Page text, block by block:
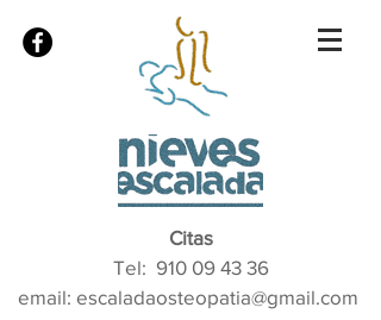
Citas
Tel: 910 09 43 36
email: escaladaosteopatia@gmail.com